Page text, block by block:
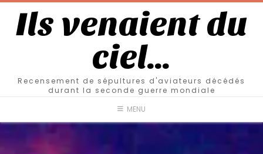
Ils venaient du
ciel…
Recensement de sépultures d'aviateurs décédés
durant la seconde guerre mondiale
MENU